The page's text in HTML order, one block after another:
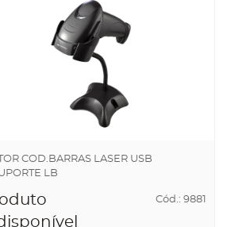
COD.BARRAS LASER USB
LB
Cód.: 9881